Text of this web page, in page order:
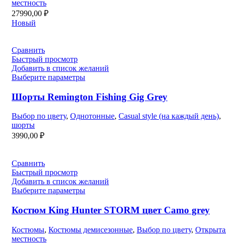
местность
27990,00 ₽
Новый
Сравнить
Быстрый просмотр
Добавить в список желаний
Выберите параметры
Шорты Remington Fishing Gig Grey
Выбор по цвету, Однотонные, Casual style (на каждый день),
шорты
3990,00 ₽
Сравнить
Быстрый просмотр
Добавить в список желаний
Выберите параметры
Костюм King Hunter STORM цвет Camo grey
Костюмы, Костюмы демисезонные, Выбор по цвету,
местность